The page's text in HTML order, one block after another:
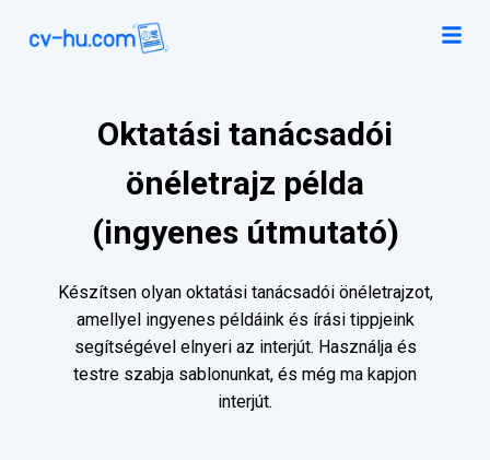
Oktatási tanácsadói
önéletrajz példa
(ingyenes útmutató)
Készítsen olyan oktatási tanácsadói önéletrajzot,
amellyel ingyenes példáink és írási tippjeink
segítségével elnyeri az interjút. Használja és
testre szabja sablonunkat, és még ma kapjon
interjút.